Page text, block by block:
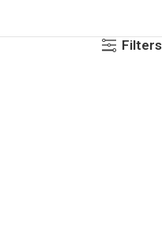
Filters